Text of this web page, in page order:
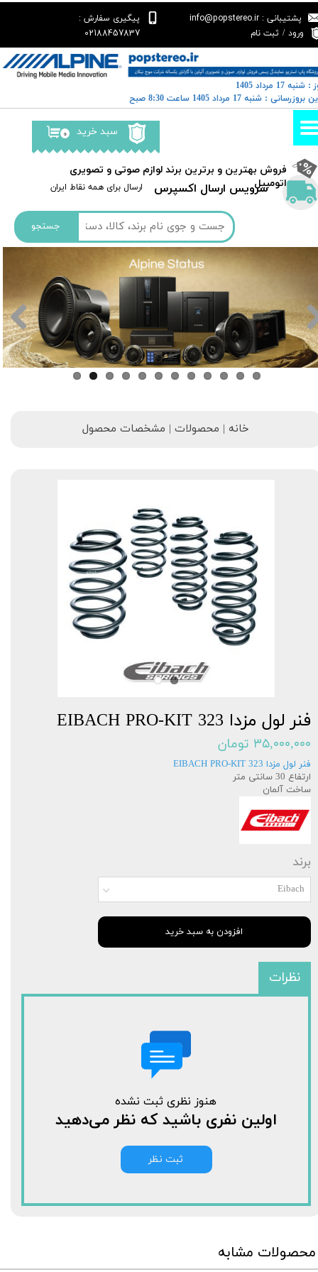
جستجو
سرویس ارسال اکسپرس ​​ارسال برای همه نقاط ایران
پشتیبانی : info@popstereo.ir
پیگیری سفارش :
02188457837
ورود / ثبت نام
حساب کاربری من
تغییر گذر واژه
سفارشات
خروج از حساب کاربری
۰ سبد خرید
​فروش بهترین و برترین برند لوازم صوتی و تصویری
اتومبیل​​​​​​​
17 مرداد 1405
: شنبه 17 مرداد 1405 ساعت 8:30 صبح
خانه | محصولات | مشخصات محصول
فنر لول مزدا 323 EIBACH PRO-KIT
۳۵,۰۰۰,۰۰۰ تومان
فنر لول مزدا 323 EIBACH PRO-KIT
ارتفاع 30 سانتی متر
ساخت آلمان
برند
Eibach
افزودن به سبد خرید
نظرات
هنوز نظری ثبت نشده
اولین نفری باشید که نظر می‌دهید
ثبت نظر
محصولات مشابه